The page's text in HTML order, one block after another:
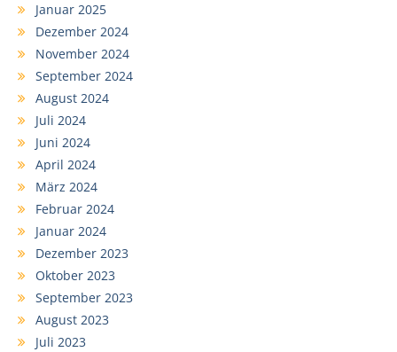
Januar 2025
Dezember 2024
November 2024
September 2024
August 2024
Juli 2024
Juni 2024
April 2024
März 2024
Februar 2024
Januar 2024
Dezember 2023
Oktober 2023
September 2023
August 2023
Juli 2023